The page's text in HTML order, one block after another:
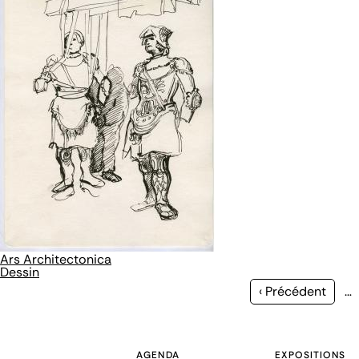
Ars Architectonica
Dessin
Page
‹ Précédent …
AGENDA EXPOSITIONS